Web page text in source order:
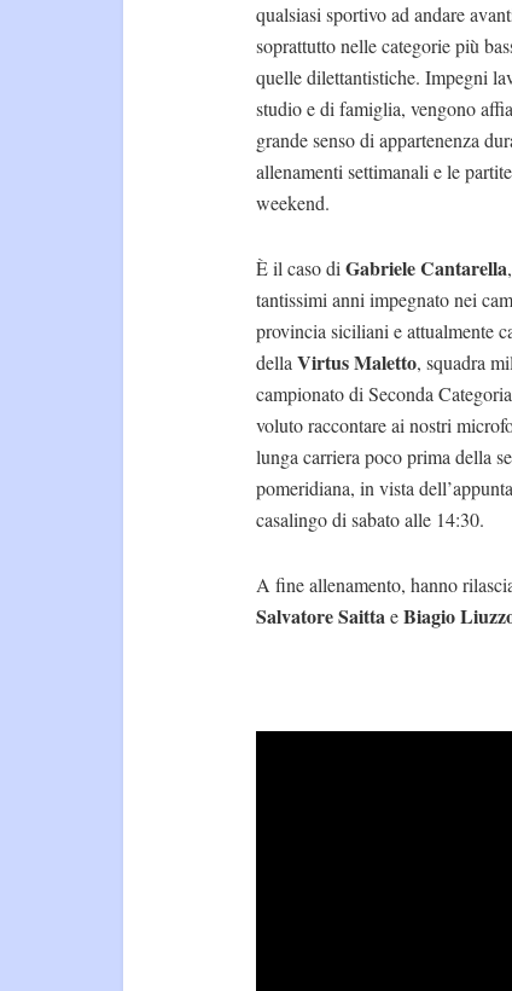
qualsiasi sportivo ad andare
soprattutto nelle categorie più
quelle dilettantistiche. Impegni
studio e di famiglia, vengono
grande senso di appartenenza
allenamenti settimanali e le
weekend.
È il caso di Gabriele Cantarella
tantissimi anni impegnato nei
provincia siciliani e attualmente
della Virtus Maletto, squadra
campionato di Seconda
voluto raccontare ai nostri
lunga carriera poco prima della
pomeridiana, in vista
casalingo di sabato alle 14:30.
A fine allenamento, hanno
Salvatore SaittaeBiagio